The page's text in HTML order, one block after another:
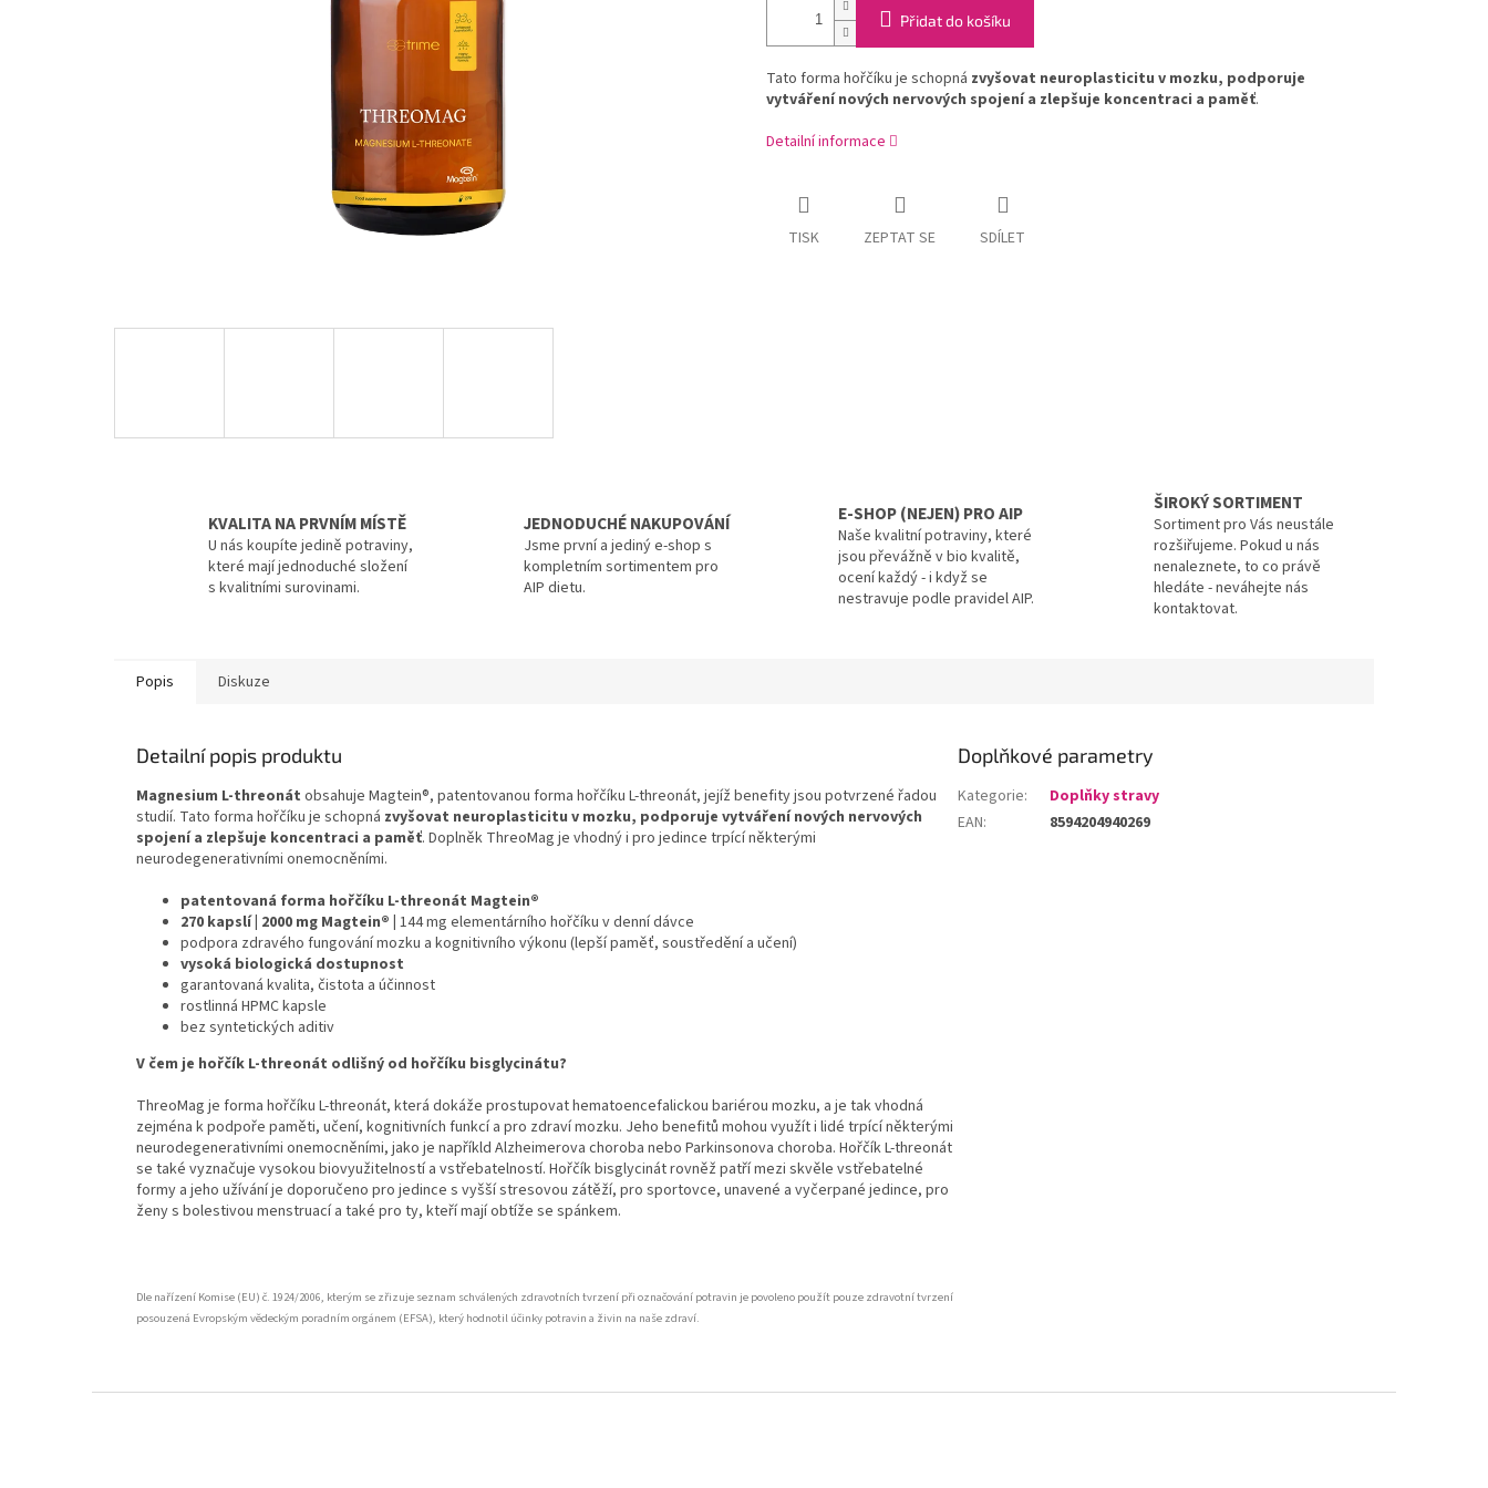
Přidat do košíku
Tato forma hořčíku je schopná zvyšovat neuroplasticitu v mozku, podporuje
vytváření nových nervových spojení a zlepšuje koncentraci a paměť.
Detailní informace
TISK ZEPTAT SE SDÍLET
KVALITA NA PRVNÍM MÍSTĚ
U nás koupíte jedině potraviny,
které mají jednoduché složení
s kvalitními surovinami.
JEDNODUCHÉ NAKUPOVÁNÍ
Jsme první a jediný e-shop s
kompletním sortimentem pro
AIP dietu.
E-SHOP (NEJEN) PRO AIP
Naše kvalitní potraviny, které
jsou převážně v bio kvalitě,
ocení každý - i když se
nestravuje podle pravidel AIP.
ŠIROKÝ SORTIMENT
Sortiment pro Vás neustále
rozšiřujeme. Pokud u nás
nenaleznete, to co právě
hledáte - neváhejte nás
kontaktovat.
Popis Diskuze
Detailní popis produktu
Magnesium L-threonát obsahuje Magtein®, patentovanou forma hořčíku L-threonát, jejíž benefity jsou potvrzené řadou
studií. Tato forma hořčíku je schopná zvyšovat neuroplasticitu v mozku, podporuje vytváření nových nervových
spojení a zlepšuje koncentraci a paměť. Doplněk ThreoMag je vhodný i pro jedince trpícíněkterými
neurodegenerativními onemocněními.
patentovaná forma hořčíku L-threonát Magtein®
270 kapslí | 2000 mg Magtein® | 144 mg elementárního hořčíku v denní dávce
podpora zdravého fungování mozku a kognitivního výkonu (lepší paměť, soustředění a učení)
vysoká biologická dostupnost
garantovaná kvalita, čistota a účinnost
rostlinná HPMC kapsle
bez syntetických aditiv
V čem je hořčík L-threonát odlišný od hořčíku bisglycinátu?
ThreoMag je forma hořčíku L-threonát, která dokáže prostupovat hematoencefalickou bariérou mozku, a je tak vhodná
zejména k podpoře paměti, učení, kognitivních funkcí a pro zdraví mozku. Jeho benefitů mohou využít i lidé trpící některými
neurodegenerativními onemocněními, jako je napříkld Alzheimerova choroba nebo Parkinsonova choroba. Hořčík L-threonát
se také vyznačuje vysokou biovyužitelností a vstřebatelností. Hořčík bisglycinát rovněž patří mezi skvěle vstřebatelné
formy a jeho užívání je doporučeno pro jedince s vyšší stresovou zátěží, pro sportovce, unavené a vyčerpané jedince, pro
ženy s bolestivou menstruací a také pro ty, kteří mají obtíže se spánkem.
Dle nařízení Komise (EU) č. 1924/2006, kterým se zřizuje seznam schválených zdravotních tvrzení při označování potravin je povoleno použít pouze zdravotní tvrzení
posouzená Evropským vědeckým poradním orgánem (EFSA), který hodnotil účinky potravin a živin na naše zdraví.
Doplňkové parametry
Kategorie:
Doplňky stravy
EAN: 8594204940269